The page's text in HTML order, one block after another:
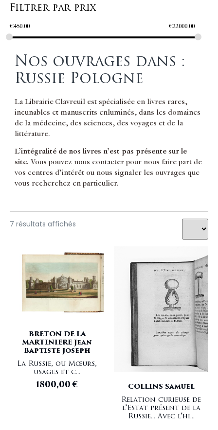
Filtrer par prix
€450.00 €22000.00
Nos ouvrages dans :
Russie Pologne
La Librairie Clavreuil est spécialisée en livres rares,
incunables et manuscrits enluminés, dans les domaines
de la médecine, des sciences, des voyages et de la
littérature.
L’intégralité de nos livres n’est pas présente sur le
site. Vous pouvez nous contacter pour nous faire part de
vos centres d’intérêt ou nous signaler les ouvrages que
vous recherchez en particulier.
7 résultats affichés
BRETON DE LA
MARTINIERE Jean
Baptiste Joseph
La Russie, ou Mœurs,
usages et c...
1800,00€
COLLINS Samuel
Relation curieuse de
l'Estat présent de la
Russie... Avec l'hi...